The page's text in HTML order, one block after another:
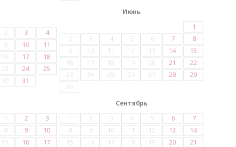
2 3
4
9 10
11
16 17
18
23 24
25
30 31
Июнь
1
2
3 4 5 6 7
8
9
10 11 12 13 14
15
16
17 18 19 20 21
22
23
24 25 26 27 28
29
30
1
2
3
8 9
10
15 16
17
Сентябрь
1
2 3 4 5 6
7
8
9 10 11 12 13
14
15
16 17 18 19 20
21